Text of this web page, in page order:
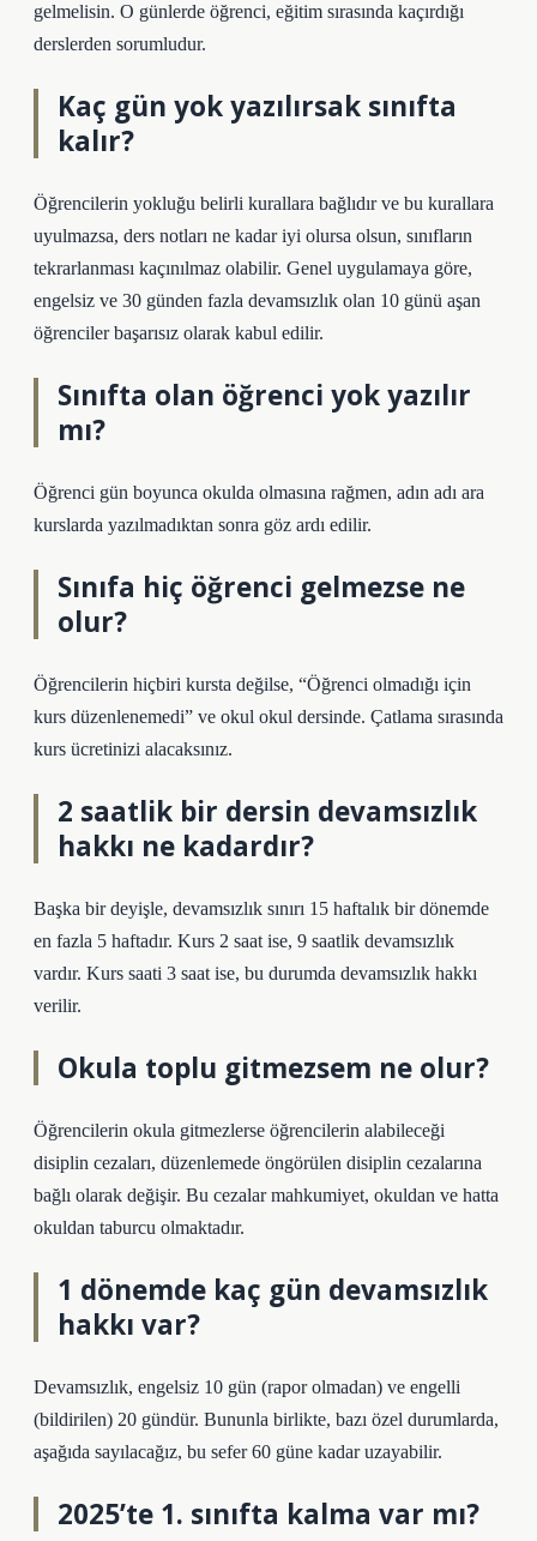
gelmelisin. O günlerde öğrenci, eğitim sırasında kaçırdığı
derslerden sorumludur.
Kaç gün yok yazılırsak sınıfta
kalır?
Öğrencilerin yokluğu belirli kurallara bağlıdır ve bu kurallara
uyulmazsa, ders notları ne kadar iyi olursa olsun, sınıfların
tekrarlanması kaçınılmaz olabilir. Genel uygulamaya göre,
engelsiz ve 30 günden fazla devamsızlık olan 10 günü aşan
öğrenciler başarısız olarak kabul edilir.
Sınıfta olan öğrenci yok yazılır
mı?
Öğrenci gün boyunca okulda olmasına rağmen, adın adı ara
kurslarda yazılmadıktan sonra göz ardı edilir.
Sınıfa hiç öğrenci gelmezse ne
olur?
Öğrencilerin hiçbiri kursta değilse, “Öğrenci olmadığı için
kurs düzenlenemedi” ve okul okul dersinde. Çatlama sırasında
kurs ücretinizi alacaksınız.
2 saatlik bir dersin devamsızlık
hakkı ne kadardır?
Başka bir deyişle, devamsızlık sınırı 15 haftalık bir dönemde
en fazla 5 haftadır. Kurs 2 saat ise, 9 saatlik devamsızlık
vardır. Kurs saati 3 saat ise, bu durumda devamsızlık hakkı
verilir.
Okula toplu gitmezsem ne olur?
Öğrencilerin okula gitmezlerse öğrencilerin alabileceği
disiplin cezaları, düzenlemede öngörülen disiplin cezalarına
bağlı olarak değişir. Bu cezalar mahkumiyet, okuldan ve hatta
okuldan taburcu olmaktadır.
1 dönemde kaç gün devamsızlık
hakkı var?
Devamsızlık, engelsiz 10 gün (rapor olmadan) ve engelli
(bildirilen) 20 gündür. Bununla birlikte, bazı özel durumlarda,
aşağıda sayılacağız, bu sefer 60 güne kadar uzayabilir.
2025’te 1. sınıfta kalma var mı?